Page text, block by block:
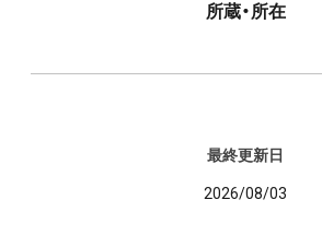
所蔵・所在
最終更新日
2026/08/03